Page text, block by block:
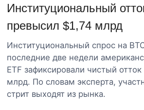
Институциональный
превысил $1,74 млрд
Институциональный спрос на
последние две недели
ETF зафиксировали чистый
млрд. По словам эксперта,
стрит выходят из рынка.